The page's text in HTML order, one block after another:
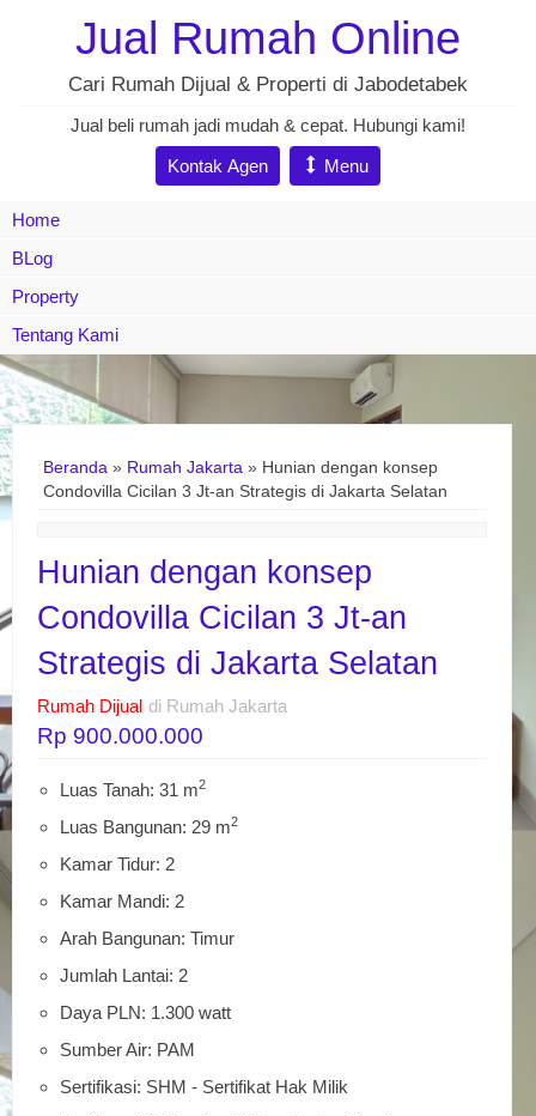
Jual Rumah Online
Cari Rumah Dijual & Properti di Jabodetabek
Jual beli rumah jadi mudah & cepat. Hubungi kami!
Kontak Agen
Menu
Home
BLog
Property
Tentang Kami
Beranda » Rumah Jakarta » Hunian dengan konsep
Condovilla Cicilan 3 Jt-an Strategis di Jakarta Selatan
Hunian dengan konsep
Condovilla Cicilan 3 Jt-an
Strategis di Jakarta Selatan
Rumah Dijual di Rumah Jakarta
Rp 900.000.000
Luas Tanah: 31 m2
Luas Bangunan: 29 m2
Kamar Tidur: 2
Kamar Mandi: 2
Arah Bangunan: Timur
Jumlah Lantai: 2
Daya PLN: 1.300 watt
Sumber Air: PAM
Sertifikasi: SHM - Sertifikat Hak Milik